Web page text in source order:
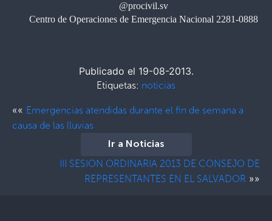
@procivil.sv
Centro de Operaciones de Emergencia Nacional 2281-0888
Publicado el 19-08-2013.
Etiquetas: noticias
«« Emergencias atendidas durante el fin de semana a
causa de las lluvias
Ir a Noticias
III SESION ORDINARIA 2013 DE CONSEJO DE
REPRESENTANTES EN EL SALVADOR »»